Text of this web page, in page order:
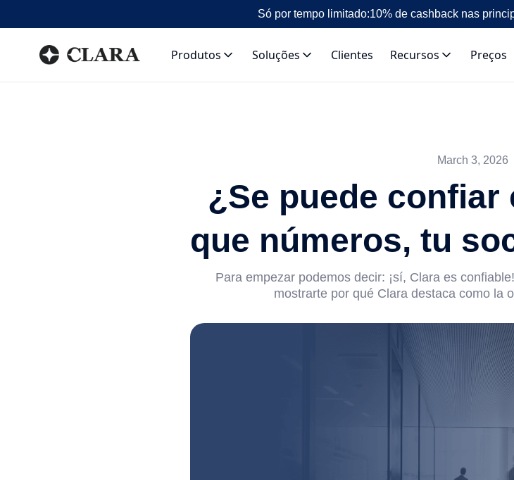
Só por tempo limitado:10% de cashback nas
Produtos Soluções Clientes Recursos Preços
March 3, 2026
¿Se puede confiar
que números, tu
Para empezar podemos decir: ¡sí, Clara es
mostrarte por qué Clara destaca como la